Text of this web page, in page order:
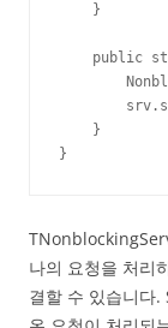
    }
public
    }
}
나의 요청을 처리
결할 수 있습니다